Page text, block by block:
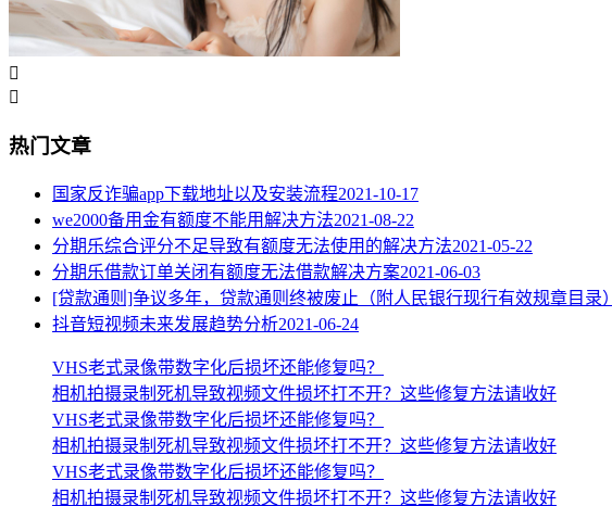


热门文章
国家反诈骗app下载地址以及安装流程2021-10-17
we2000备用金有额度不能用解决方法2021-08-22
分期乐综合评分不足导致有额度无法使用的解决方法2021-05-22
分期乐借款订单关闭有额度无法借款解决方案2021-06-03
[贷款通则]争议多年，贷款通则终被废止（附人民银行现行有效规章目录）
抖音短视频未来发展趋势分析2021-06-24
VHS老式录像带数字化后损坏还能修复吗？
相机拍摄录制死机导致视频文件损坏打不开？这些修复方法请收好
VHS老式录像带数字化后损坏还能修复吗？
相机拍摄录制死机导致视频文件损坏打不开？这些修复方法请收好
VHS老式录像带数字化后损坏还能修复吗？
相机拍摄录制死机导致视频文件损坏打不开？这些修复方法请收好